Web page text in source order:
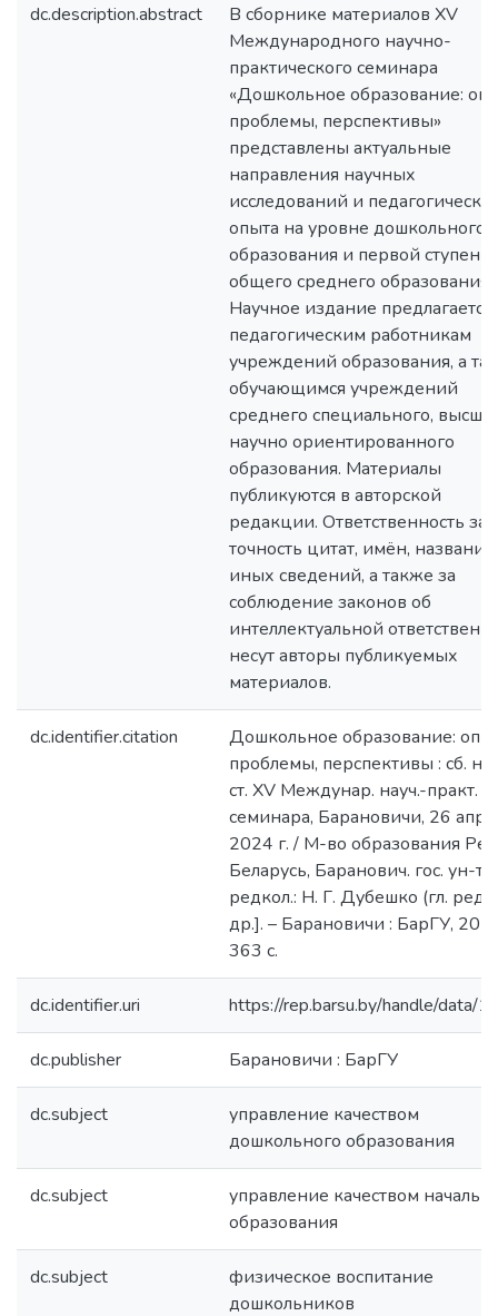
dc.description.abstract
В сборнике материалов ХV
Международного научно-
практического семинара
«Дошкольное образование:
проблемы, перспективы»
представлены актуальные
направления научных
исследований и
опыта на уровне дошкольного
образования и первой ступени
общего среднего образования.
Научное издание предлагается
педагогическим работникам
учреждений образования, а
обучающимся учреждений
среднего специального,
научно ориентированного
образования. Материалы
публикуются в авторской
редакции. Ответственность за
точность цитат, имён,
иных сведений, а также за
соблюдение законов об
интеллектуальной
несут авторы публикуемых
материалов.
dc.identifier.citation
Дошкольное образование:
проблемы, перспективы : сб.
ст. XV Междунар. науч.-практ.
семинара, Барановичи, 26 апр.
2024 г. / М-во образования
Беларусь, Баранович. гос. ун-т ;
редкол.: Н. Г. Дубешко (гл.
др.]. – Барановичи : БарГУ,
363 с.
dc.identifier.uri https://rep.barsu.by/handle/data/
dc.publisher Барановичи : БарГУ
dc.subject
управление качеством
дошкольного образования
dc.subject
управление качеством
образования
dc.subject
физическое воспитание
дошкольников